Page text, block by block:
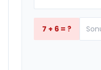
7 + 6 = ?